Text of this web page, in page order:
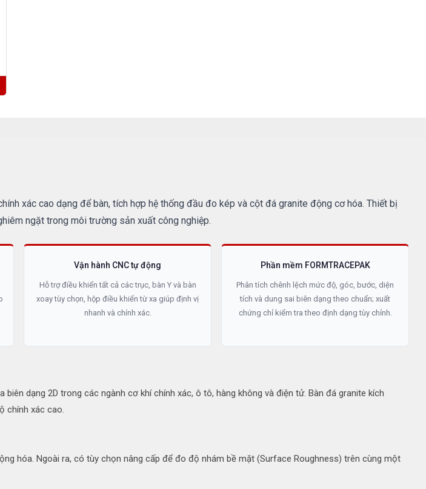
xác cao dạng để bàn, tích hợp hệ thống đầu đo kép và cột đá granite động cơ hóa. Thiết bị
ngặt trong môi trường sản xuất công nghiệp.
Vận hành CNC tự động
Hỗ trợ điều khiển tất cả các trục, bàn Y và bàn
xoay tùy chọn, hộp điều khiển từ xa giúp định vị
nhanh và chính xác.
Phần mềm FORMTRACEPAK
Phân tích chênh lệch mức độ, góc, bước, diện
tích và dung sai biên dạng theo chuẩn; xuất
chứng chỉ kiểm tra theo định dạng tùy chỉnh.
dạng 2D trong các ngành cơ khí chính xác, ô tô, hàng không và điện tử. Bàn đá granite kích
chính xác cao.
hóa. Ngoài ra, có tùy chọn nâng cấp để đo độ nhám bề mặt (Surface Roughness) trên cùng một